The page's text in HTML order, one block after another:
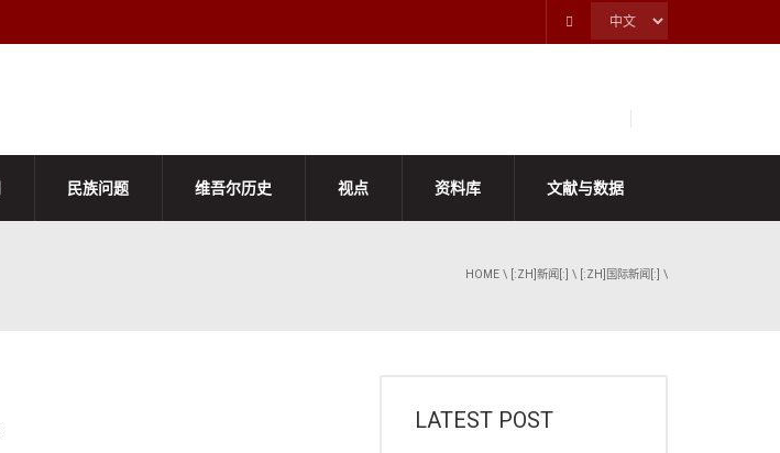
民族问题 维吾尔历史 视点 资料库 文献与数据
HOME \ [:ZH]新闻[:] \ [:ZH]国际新闻[:] \
LATEST POST